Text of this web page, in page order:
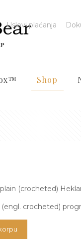
Shop
Uslovi plaćanja
RSD.
(crocheted)
crocheted)